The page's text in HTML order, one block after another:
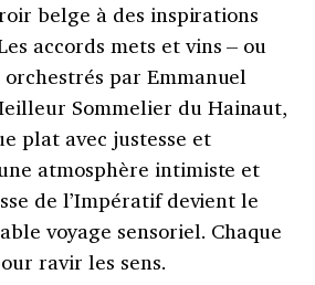
belge à des inspirations
accords mets et vins – ou
orchestrés par Emmanuel
Sommelier du Hainaut,
plat avec justesse et
atmosphère intimiste et
de l’Impératif devient le
voyage sensoriel. Chaque
ravir les sens.